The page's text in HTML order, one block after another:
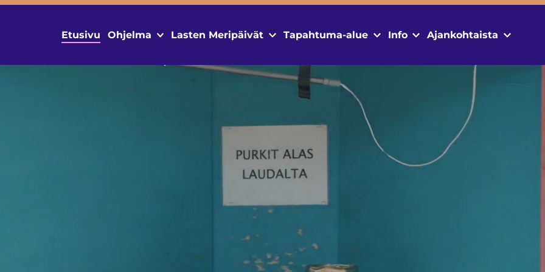
Etusivu Ohjelma Lasten Meripäivät Tapahtuma-alue Info Ajankohtaista